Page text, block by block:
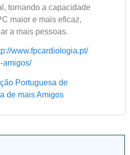
tornando a capacidade
maior e mais eficaz,
a mais pessoas.
www.fpcardiologia.pt/
amigos/
Portuguesa de
de mais Amigos